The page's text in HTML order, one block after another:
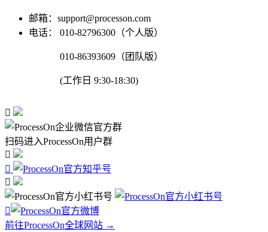
邮箱：support@processon.com
电话：
010-82796300（个人版）
010-86393609（团队版）
(工作日 9:30-18:30)

扫码进入ProcessOn用户群




前往ProcessOn全球网站 →